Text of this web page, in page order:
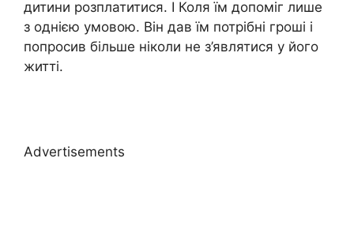
дитини розплатитися. І Коля їм допоміг лише
з однією умовою. Він дав їм потрібні гроші і
попросив більше ніколи не з’являтися у його
житті.
Advertisements